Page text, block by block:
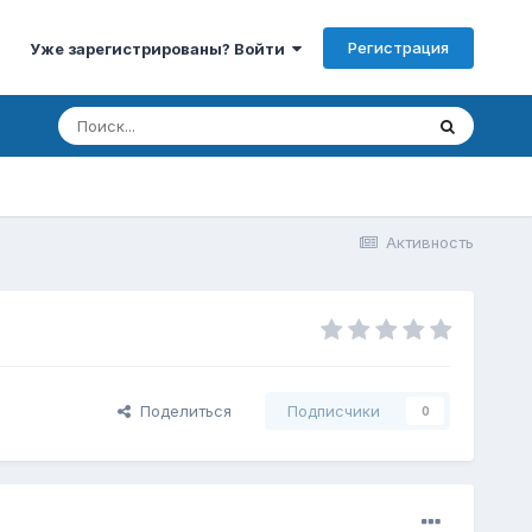
Уже зарегистрированы? Войти Регистрация
Активность
Поделиться Подписчики 0